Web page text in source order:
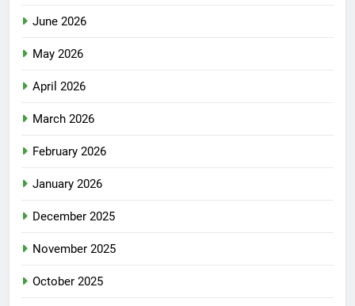
June 2026
May 2026
April 2026
March 2026
February 2026
January 2026
December 2025
November 2025
October 2025